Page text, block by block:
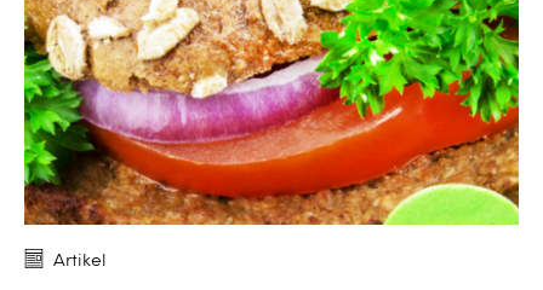
Artikel